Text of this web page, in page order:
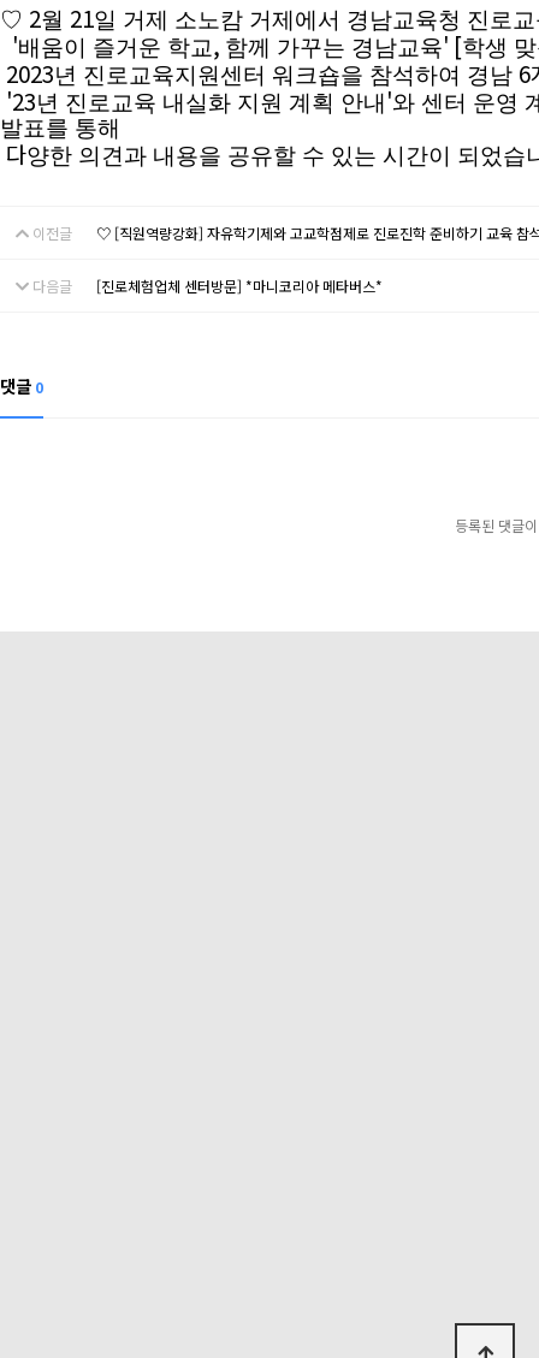
♡ 2월 21일 거제 소노캄 거제에서 경남교육청 진로
'배움이 즐거운 학교, 함께 가꾸는 경남교육' [학생
2023년 진로교육지원센터 워크숍을 참석하여 경남 6
'23년 진로교육 내실화 지원 계획 안내 '와 센터 운영
발표를 통해
다양한 의견과 내용을 공유할 수 있는 시간이 되었습
이전글 ♡ [직원역량강화] 자유학기제와 고교학점제로 진로진학 준비하기 교육
다음글 [진로체험업체 센터방문] *마니코리아 메타버스*
댓글 0
등록된 댓글